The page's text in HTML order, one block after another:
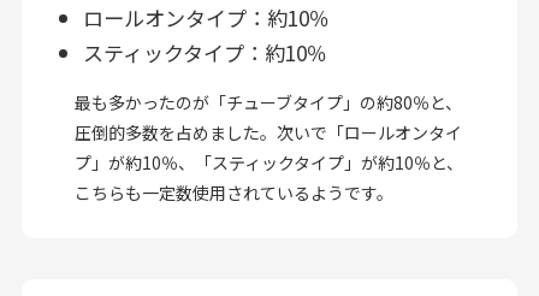
ロールオンタイプ：約10％
スティックタイプ：約10％
最も多かったのが「チューブタイプ」の約80％と、
圧倒的多数を占めました。次いで「ロールオンタイ
プ」が約10％、「スティックタイプ」が約10％と、
こちらも一定数使用されているようです。